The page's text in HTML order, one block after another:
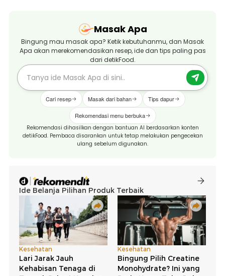
Masak Apa
Bingung mau masak apa? Ketik kebutuhanmu, dan Masak
Apa akan merekomendasikan resep, ide dan tips paling pas
dari detikFood.
Cari resep Masak dari bahan Tips dapur
Rekomendasi menu berbuka
Rekomendasi dihasilkan dengan bantuan AI berdasarkan konten
detikFood. Pembaca disarankan untuk tetap melakukan pengecekan
ulang sebelum digunakan.